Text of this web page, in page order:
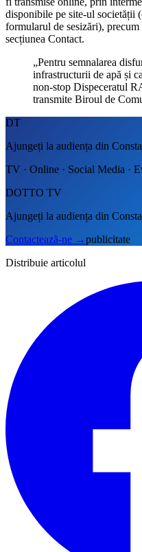
disponibile pe site-ul societății
formularul de sesizări),
secțiunea Contact.
„Pentru semnalarea
infrastructurii de apă și
non-stop Dispeceratul
transmite Biroul de
DT
Ajungeți la audiența din
TV · Online · Social Media ·
DOTTO TV
Ajungeți la audiența din
Contactează-ne →publicitate
Distribuie articolul